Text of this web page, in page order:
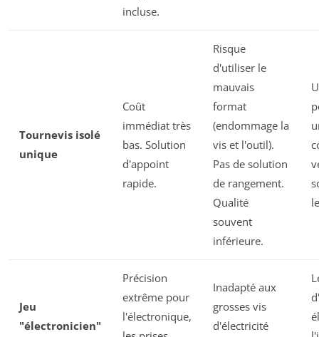
incluse.
Tournevis isolé
unique
Coût
immédiat très
bas. Solution
d'appoint
rapide.
Risque
d'utiliser le
mauvais
format
(endommage la
vis et l'outil).
Pas de solution
de rangement.
Qualité
souvent
inférieure.
Jeu
"électronicien"
Précision
extrême pour
l'électronique,
Inadapté aux
grosses vis
d'électricité